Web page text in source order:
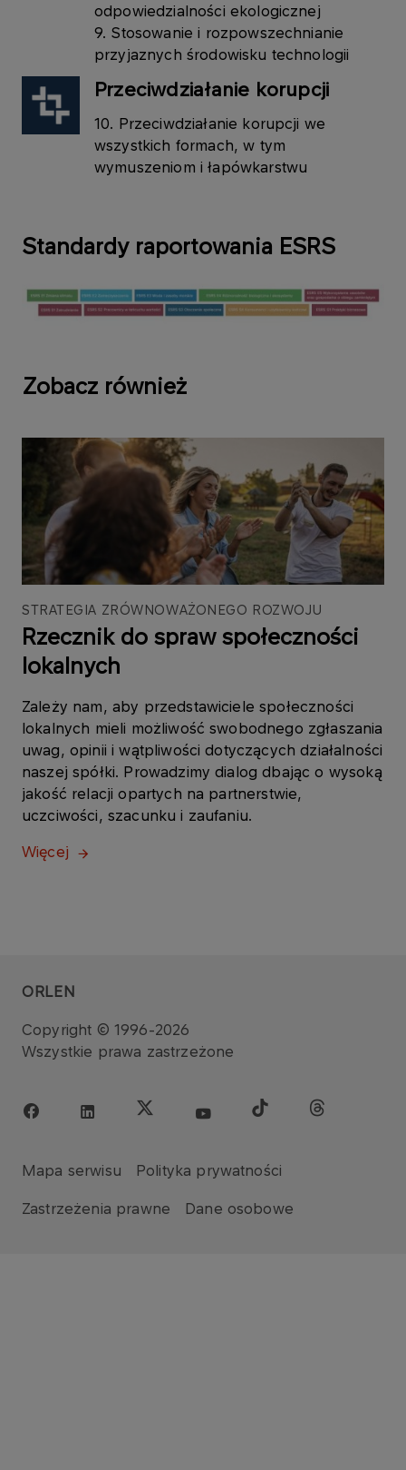
odpowiedzialności ekologicznej
9. Stosowanie i rozpowszechnianie
przyjaznych środowisku technologii
Przeciwdziałanie korupcji
10. Przeciwdziałanie korupcji we
wszystkich formach, w tym
wymuszeniom i łapówkarstwu
Standardy raportowania ESRS
Zobacz również
STRATEGIA ZRÓWNOWAŻONEGO ROZWOJU
Rzecznik do spraw społeczności
lokalnych
Zależy nam, aby przedstawiciele społeczności
lokalnych mieli możliwość swobodnego zgłaszania
uwag, opinii i wątpliwości dotyczących działalności
naszej spółki. Prowadzimy dialog dbając o wysoką
jakość relacji opartych na partnerstwie,
uczciwości, szacunku i zaufaniu.
Więcej
ORLEN
Copyright © 1996-2026
Wszystkie prawa zastrzeżone
Mapa serwisu Polityka prywatności
Zastrzeżenia prawne Dane osobowe